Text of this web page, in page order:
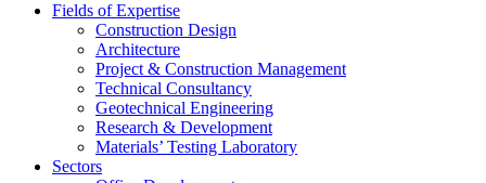
Fields of Expertise
Construction Design
Architecture
Project & Construction Management
Technical Consultancy
Geotechnical Engineering
Research & Development
Materials’ Testing Laboratory
Sectors